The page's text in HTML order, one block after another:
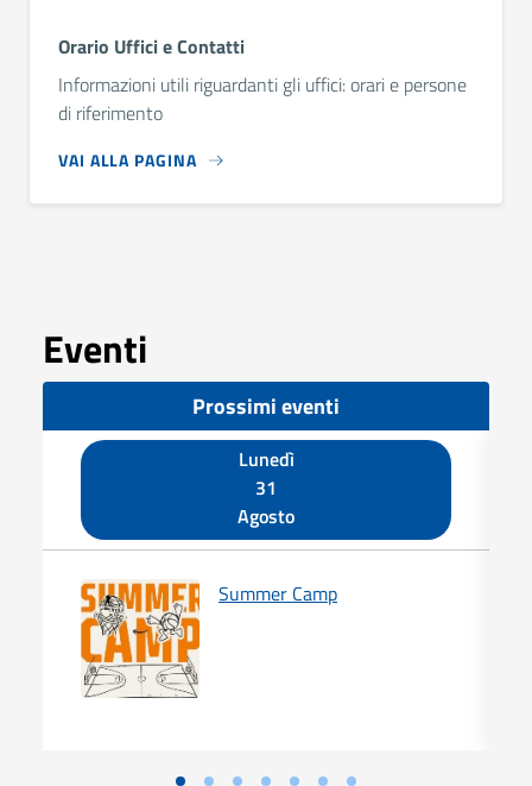
Orario Uffici e Contatti
Informazioni utili riguardanti gli uffici: orari e persone
di riferimento
VAI ALLA PAGINA
Eventi
Prossimi eventi
Lunedì
31
Agosto
Summer Camp